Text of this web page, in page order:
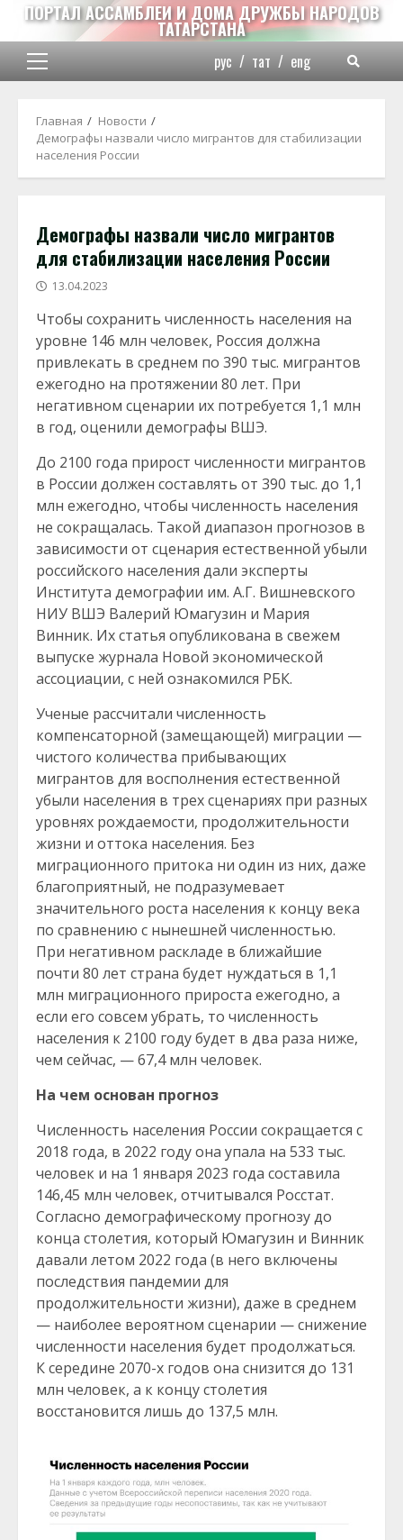
Перейти
содержимому
ПОРТАЛ АССАМБЛЕИ И ДОМА ДРУЖБЫ НАРОДОВ
ТАТАРСТАНА
Основное
рус / тат / eng
Главная
Новости
Демографы назвали число мигрантов для стабилизации
населения России
Демографы назвали число мигрантов
для стабилизации населения России
13.04.2023
Чтобы сохранить численность населения на
уровне 146 млн человек, Россия должна
привлекать в среднем по 390 тыс. мигрантов
ежегодно на протяжении 80 лет. При
негативном сценарии их потребуется 1,1 млн
в год, оценили демографы ВШЭ.
До 2100 года прирост численности мигрантов
в России должен составлять от 390 тыс. до 1,1
млн ежегодно, чтобы численность населения
не сокращалась. Такой диапазон прогнозов в
зависимости от сценария естественной убыли
российского населения дали эксперты
Института демографии им. А.Г. Вишневского
НИУ ВШЭ Валерий Юмагузин и Мария
Винник. Их статья опубликована в свежем
выпуске журнала Новой экономической
ассоциации, с ней ознакомился РБК.
Ученые рассчитали численность
компенсаторной (замещающей) миграции —
чистого количества прибывающих
мигрантов для восполнения естественной
убыли населения в трех сценариях при разных
уровнях рождаемости, продолжительности
жизни и оттока населения. Без
миграционного притока ни один из них, даже
благоприятный, не подразумевает
значительного роста населения к концу века
по сравнению с нынешней численностью.
При негативном раскладе в ближайшие
почти 80 лет страна будет нуждаться в 1,1
млн миграционного прироста ежегодно, а
если его совсем убрать, то численность
населения к 2100 году будет в два раза ниже,
чем сейчас, — 67,4 млн человек.
На чем основан прогноз
Численность населения России сокращается с
2018 года, в 2022 году она упала на 533 тыс.
человек и на 1 января 2023 года составила
146,45 млн человек, отчитывался Росстат.
Согласно демографическому прогнозу до
конца столетия, который Юмагузин и Винник
давали летом 2022 года (в него включены
последствия пандемии для
продолжительности жизни), даже в среднем
— наиболее вероятном сценарии — снижение
численности населения будет продолжаться.
К середине 2070-х годов она снизится до 131
млн человек, а к концу столетия
восстановится лишь до 137,5 млн.